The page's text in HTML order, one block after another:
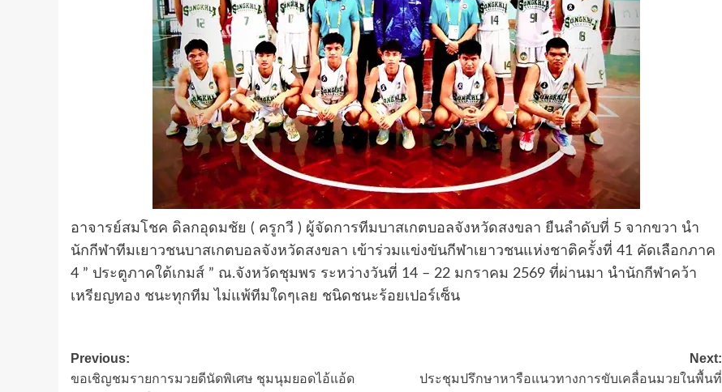
อาจารย์สมโชค ดิลกอุดมชัย ( ครูกวี ) ผู้จัดการทีมบาสเกตบอลจังหวัดสงขลา ยืนลำดับที่ 5 จากขวา นำ
นักกีฬาทีมเยาวชนบาสเกตบอลจังหวัดสงขลา เข้าร่วมแข่งขันกีฬาเยาวชนแห่งชาติครั้งที่ 41 คัดเลือกภาค
4 ” ประตูภาคใต้เกมส์ ” ณ.จังหวัดชุมพร ระหว่างวันที่ 14 – 22 มกราคม 2569 ที่ผ่านมา นำนักกีฬาคว้า
เหรียญทอง ชนะทุกทีม ไม่แพ้ทีมใดๆเลย ชนิดชนะร้อยเปอร์เซ็น
Post
Previous:
ขอเชิญชมรายการมวยดีนัดพิเศษ ชุมนุมยอดไอ้แอ้ด
Next:
ประชุมปรึกษาหารือแนวทางการขับเคลื่อนมวยในพื้นที่